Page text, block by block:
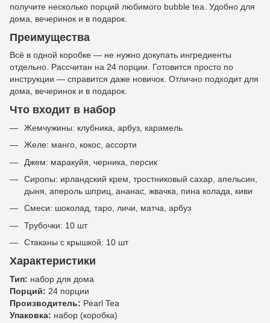
получите несколько порций любимого bubble tea. Удобно для
дома, вечеринок и в подарок.
Преимущества
Всё в одной коробке — не нужно докупать ингредиенты
отдельно. Рассчитан на 24 порции. Готовится просто по
инструкции — справится даже новичок. Отлично подходит для
дома, вечеринок и в подарок.
Что входит в набор
Жемчужины: клубника, арбуз, карамель
Желе: манго, кокос, ассорти
Джем: маракуйя, черника, персик
Сиропы: ирландский крем, тростниковый сахар, апельсин,
дыня, апероль шприц, ананас, жвачка, пина колада, киви
Смеси: шоколад, таро, личи, матча, арбуз
Трубочки: 10 шт
Стаканы с крышкой: 10 шт
Характеристики
Тип: набор для дома
Порций: 24 порции
Производитель: Pearl Tea
Упаковка: набор (коробка)